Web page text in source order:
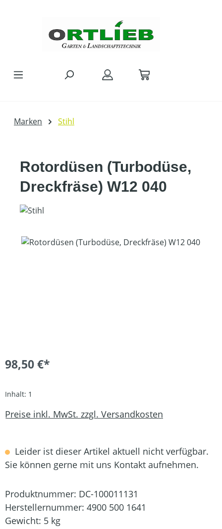
Marken Stihl
Rotordüsen (Turbodüse,
Dreckfräse) W12 040
Bildergalerie überspringen
98,50 €*
Inhalt: 1
Preise inkl. MwSt. zzgl. Versandkosten
Leider ist dieser Artikel aktuell nicht verfügbar.
Sie können gerne mit uns Kontakt aufnehmen.
Produktnummer: DC-100011131
Herstellernummer: 4900 500 1641
Gewicht: 5 kg